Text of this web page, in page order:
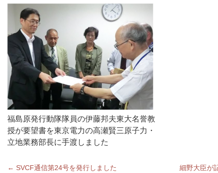
福島原発行動隊隊員の伊藤邦夫東大名誉教
授が要望書を東京電力の高瀬賢三原子力・
立地業務部長に手渡しました
← SVCF通信第24号を発行しました 細野大臣が